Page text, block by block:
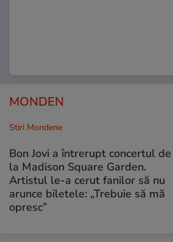
MONDEN
Stiri Mondene
Bon Jovi a întrerupt concertul de
la Madison Square Garden.
Artistul le-a cerut fanilor să nu
arunce biletele: „Trebuie să mă
opresc”